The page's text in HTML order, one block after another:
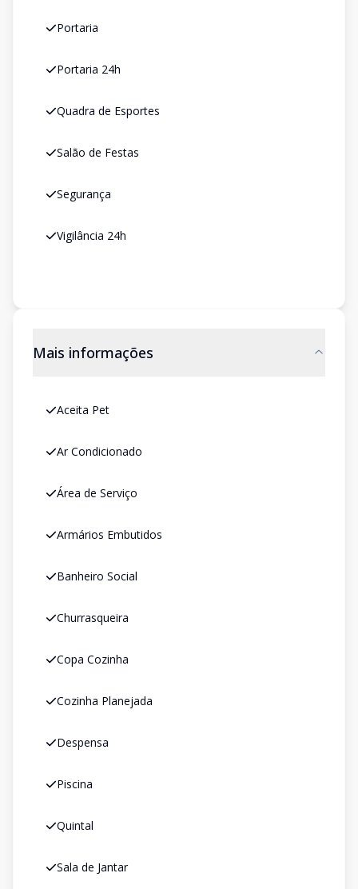
Portaria
Portaria 24h
Quadra de Esportes
Salão de Festas
Segurança
Vigilância 24h
Mais informações
Aceita Pet
Ar Condicionado
Área de Serviço
Armários Embutidos
Banheiro Social
Churrasqueira
Copa Cozinha
Cozinha Planejada
Despensa
Piscina
Quintal
Sala de Jantar